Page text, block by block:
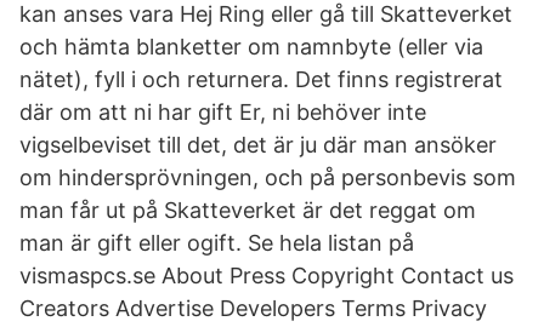
kan anses vara Hej Ring eller gå till Skatteverket
och hämta blanketter om namnbyte (eller via
nätet), fyll i och returnera. Det finns registrerat
där om att ni har gift Er, ni behöver inte
vigselbeviset till det, det är ju där man ansöker
om hindersprövningen, och på personbevis som
man får ut på Skatteverket är det reggat om
man är gift eller ogift. Se hela listan på
vismaspcs.se About Press Copyright Contact us
Creators Advertise Developers Terms Privacy